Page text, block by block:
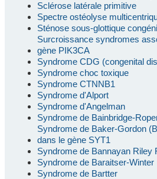
Sclérose latérale primitive
Spectre ostéolyse
Sténose sous-glottique
Surcroissance syndromes
gène PIK3CA
Syndrome CDG (congenital
Syndrome choc toxique
Syndrome CTNNB1
Syndrome d'Alport
Syndrome d'Angelman
Syndrome de Bainbridge-
Syndrome de Baker-Gordon
dans le gène SYT1
Syndrome de Bannayan Riley
Syndrome de Baraitser-Winter
Syndrome de Bartter